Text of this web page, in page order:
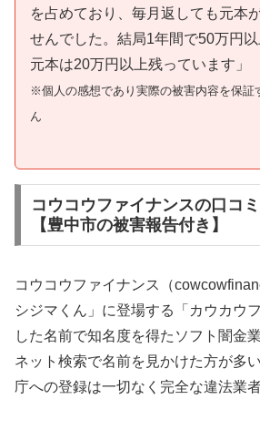
を占めており、毎月返しても元本
せんでした。結局1年間で50万円
元本は20万円以上残っています」
※個人の感想であり実際の被害内容を保証
ん
コウコウファイナンスの口コ
【豊中市の被害報告付き】
コウコウファイナンス（
シジマくん」に登場する「カウカウ
した名前で知名度を得たソフト闇金
ネット検索で名前を見かけた方が多
庁への登録は一切なく完全な違法業者